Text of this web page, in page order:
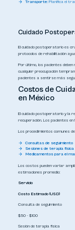
Transporte:Planifica el
Cuidado
El cuidado postoperatorio es
protocolos de rehabilitación
Por último, los pacientes deben
cualquier preocupación
pacientes a sentirse más
Costos de
en México
El cuidado postoperatorio y la
recuperación. Los pacientes
Los procedimientos comunes
Consultas de seguimiento
Sesiones de terapia física
Medicamentos para el
Los costos pueden variar
estimaciones promedio:
Servicio
Costo Estimado (USD)
Consulta de seguimiento
$50 - $100
Sesión de terapia física